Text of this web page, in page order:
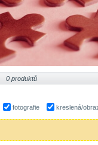
0 produktů
fotografie kreslená/